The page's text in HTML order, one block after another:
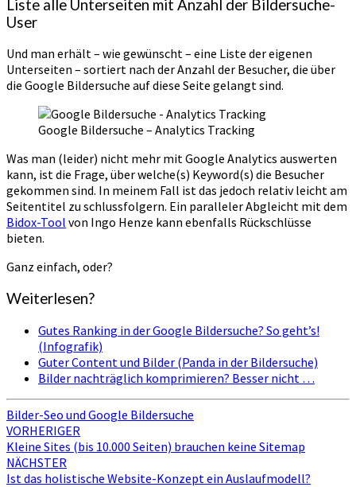
Liste alle Unterseiten mit Anzahl der Bildersuche-
User
Und man erhält – wie gewünscht – eine Liste der eigenen
Unterseiten – sortiert nach der Anzahl der Besucher, die über
die Google Bildersuche auf diese Seite gelangt sind.
Google Bildersuche – Analytics Tracking
Was man (leider) nicht mehr mit Google Analytics auswerten
kann, ist die Frage, über welche(s) Keyword(s) die Besucher
gekommen sind. In meinem Fall ist das jedoch relativ leicht am
Seitentitel zu schlussfolgern. Ein paralleler Abgleicht mit dem
Bidox-Tool von Ingo Henze kann ebenfalls Rückschlüsse
bieten.
Ganz einfach, oder?
Weiterlesen?
Gutes Ranking in der Google Bildersuche? So geht’s!
(Infografik)
Guter Content und Bilder (Panda in der Bildersuche)
Bilder nachträglich komprimieren? Besser nicht …
Bilder-Seo und Google Bildersuche
Beitragsnavigation
VORHERIGER
Kleine Sites (bis 10.000 Seiten) brauchen keine Sitemap
NÄCHSTER
Ist das holistische Website-Konzept ein Auslaufmodell?